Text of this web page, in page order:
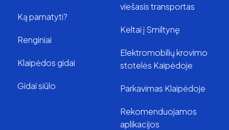
Ką pamatyti?
Renginiai
Klaipėdos gidai
Gidai siūlo
viešasis transportas
Keltai į Smiltynę
Elektromobilių krovimo
stotelės Kaipėdoje
Parkavimas Klaipėdoje
Rekomenduojamos
aplikacijos